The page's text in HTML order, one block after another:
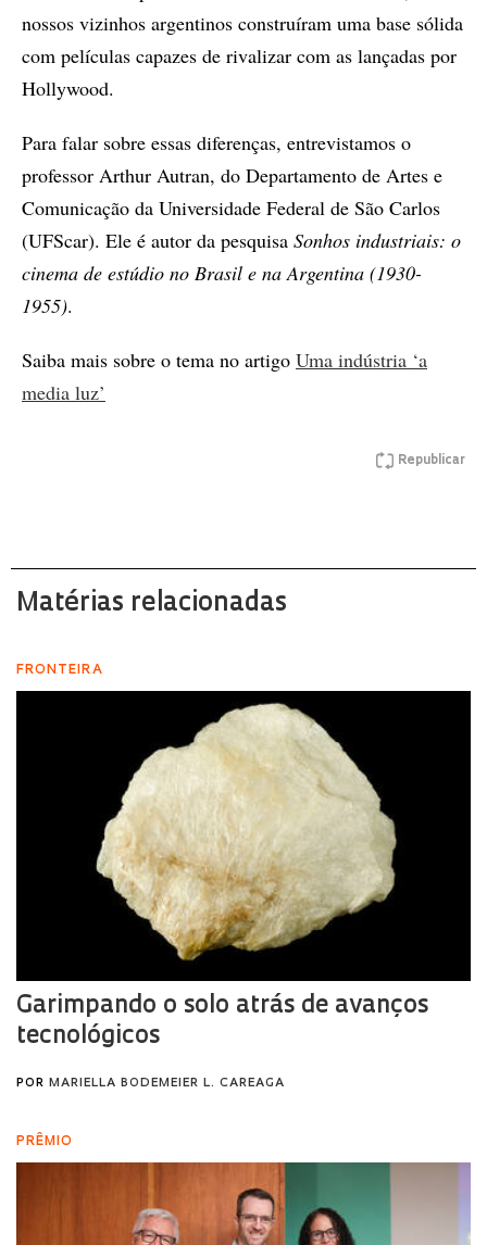
nossos vizinhos argentinos construíram uma base sólida
com películas capazes de rivalizar com as lançadas por
Hollywood.
Para falar sobre essas diferenças, entrevistamos o
professor Arthur Autran, do Departamento de Artes e
Comunicação da Universidade Federal de São Carlos
(UFScar). Ele é autor da pesquisa Sonhos industriais: o
cinema de estúdio no Brasil e na Argentina (1930-
1955).
Saiba mais sobre o tema no artigo Uma indústria ‘a
media luz’
Republicar